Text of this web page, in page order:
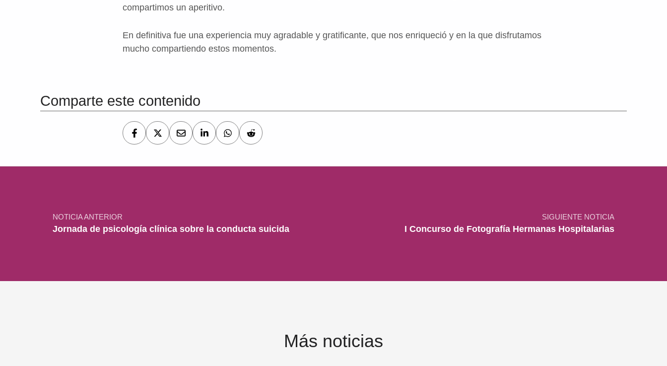
compartimos un aperitivo.
En definitiva fue una experiencia muy agradable y gratificante, que nos enriqueció y en la que disfrutamos
mucho compartiendo estos momentos.
Comparte este contenido
NOTICIA ANTERIOR
Jornada de psicología clínica sobre la conducta suicida
SIGUIENTE NOTICIA
I Concurso de Fotografía Hermanas Hospitalarias
Más noticias